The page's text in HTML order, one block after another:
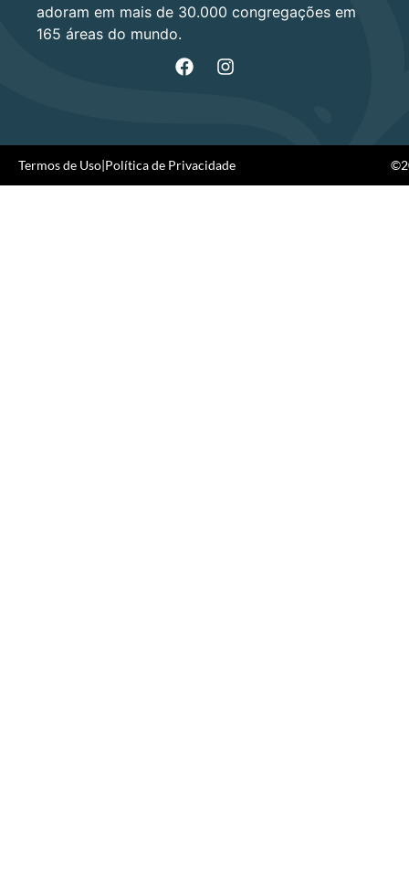
adoram em mais de 30.000 congregações em
165 áreas do mundo.
Termos de Uso|Política de Privacidade